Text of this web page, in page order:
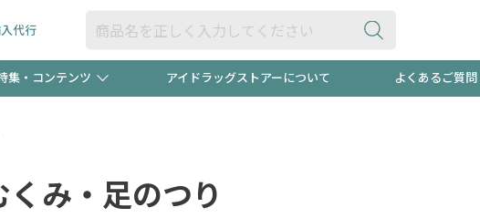
代行
一般医薬品(OTC)
集・コンテンツ
規会員登録ポイント2倍600円分プレ
アイドラッグストアーについて よくあるご質問
くみ・足のつり